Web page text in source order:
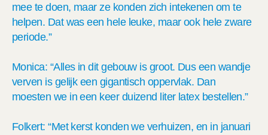
mee te doen, maar ze konden zich intekenen om te
helpen. Dat was een hele leuke, maar ook hele zware
periode.”
Monica: “Alles in dit gebouw is groot. Dus een wandje
verven is gelijk een gigantisch oppervlak. Dan
moesten we in een keer duizend liter latex bestellen.”
Folkert: “Met kerst konden we verhuizen, en in januari